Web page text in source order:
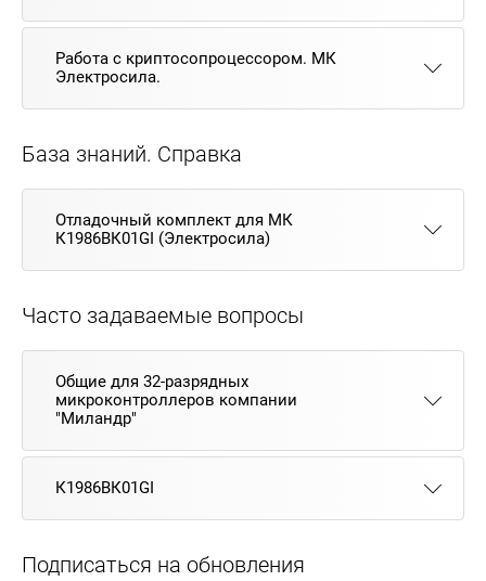
Работа с криптосопроцессором. МК
Электросила.
База знаний. Справка
Отладочный комплект для МК
К1986ВК01GI (Электросила)
Часто задаваемые вопросы
Общие для 32-разрядных
микроконтроллеров компании
"Миландр"
К1986ВК01GI
Подписаться на обновления